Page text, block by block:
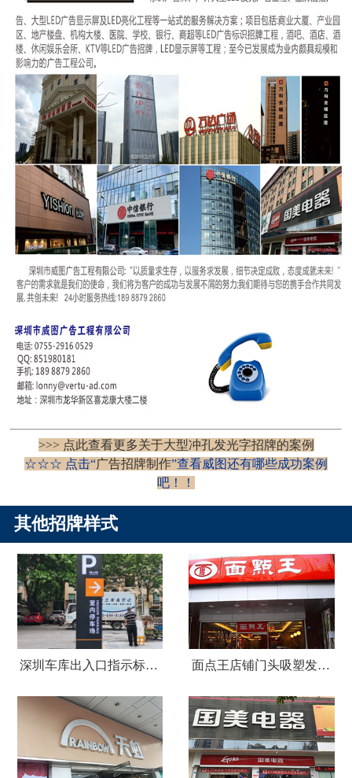
>>> 点此查看更多关于大型冲孔发光字招牌的案例
☆☆☆ 点击“广告招牌制作”查看威图还有哪些成功案例
吧！
！
其他招牌样式
深圳车库出入口指示标识牌制作 面点王店铺门头吸塑发光字广告招牌